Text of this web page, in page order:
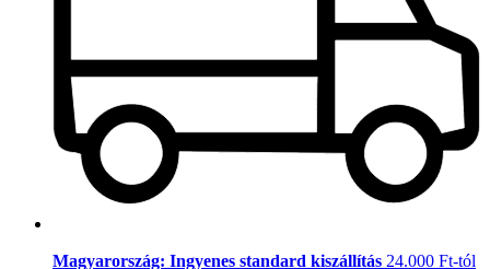
Magyarország: Ingyenes standard kiszállítás 24.000 Ft-tól